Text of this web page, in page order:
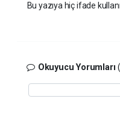
Bu yazıya hiç ifade
Okuyucu Yorumları